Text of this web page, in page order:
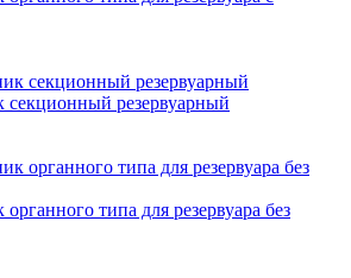
секционный резервуарный
типа для резервуара без